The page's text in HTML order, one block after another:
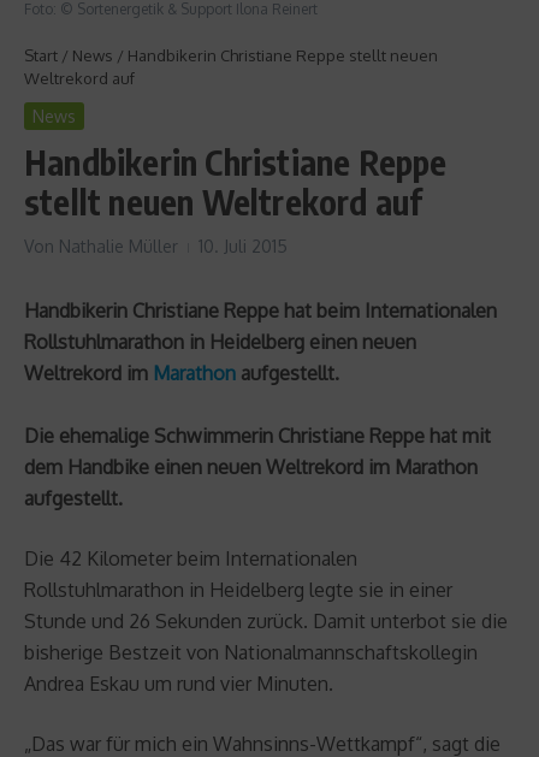
Foto: © Sortenergetik & Support Ilona Reinert
Start / News / Handbikerin Christiane Reppe stellt neuen
Weltrekord auf
News
Handbikerin Christiane Reppe
stellt neuen Weltrekord auf
Von Nathalie Müller 10. Juli 2015
Handbikerin Christiane Reppe hat beim Internationalen
Rollstuhlmarathon in Heidelberg einen neuen
Weltrekord im Marathon aufgestellt.
Die ehemalige Schwimmerin Christiane Reppe hat mit
dem Handbike einen neuen Weltrekord im Marathon
aufgestellt.
Die 42 Kilometer beim Internationalen
Rollstuhlmarathon in Heidelberg legte sie in einer
Stunde und 26 Sekunden zurück. Damit unterbot sie die
bisherige Bestzeit von Nationalmannschaftskollegin
Andrea Eskau um rund vier Minuten.
„Das war für mich ein Wahnsinns-Wettkampf“, sagt die